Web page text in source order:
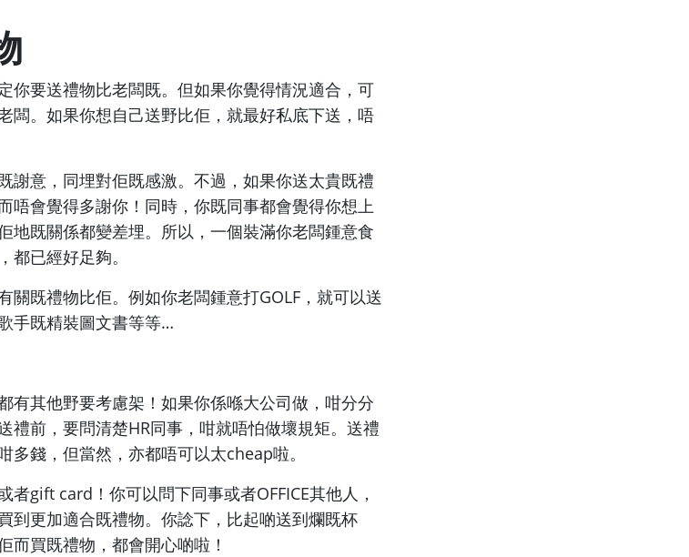
你要送禮物比老闆既。但如果你覺得情況適合，可
闆。如果你想自己送野比佢，就最好私底下送，唔
謝意，同埋對佢既感激。不過，如果你送太貴既禮
唔會覺得多謝你！同時，你既同事都會覺得你想上
地既關係都變差埋。所以，一個裝滿你老闆鍾意食
都已經好足夠。
關既禮物比佢。例如你老闆鍾意打GOLF，就可以送
手既精裝圖文書等等…
有其他野要考慮架！如果你係喺大公司做，咁分分
禮前，要問清楚HR同事，咁就唔怕做壞規矩。送禮
錢，但當然，亦都唔可以太cheap啦。
者gift card！你可以問下同事或者OFFICE其他人，
到更加適合既禮物。你諗下，比起啲送到爛既杯
而買既禮物，都會開心啲啦！